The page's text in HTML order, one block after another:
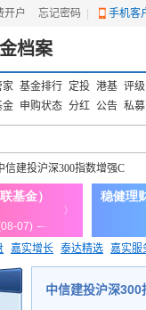
开户 忘记密码 手机客
档案
家 基金排行 定投 港基 评级
金 申购状态 分红 公告 私募
信建投沪深300指数增强C
嘉实增长 泰达精选 嘉实服
值ETF
中信建投沪深